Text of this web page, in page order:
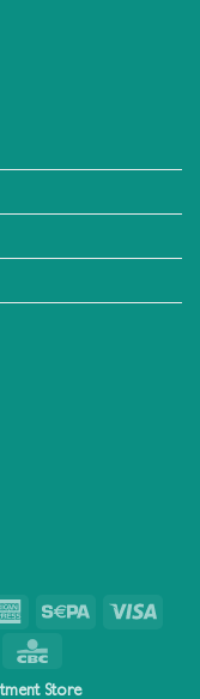
American Sepa
Store